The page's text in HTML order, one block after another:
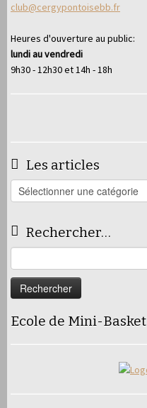
club@cergypontoisebb.fr
Heures d'ouverture au public:
lundi au vendredi
9h30 - 12h30 et 14h - 18h
Les articles
Les
articles
Rechercher…
Ecole de Mini-Basket